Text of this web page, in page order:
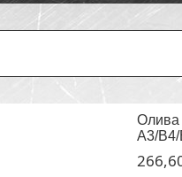
Олива
A3/